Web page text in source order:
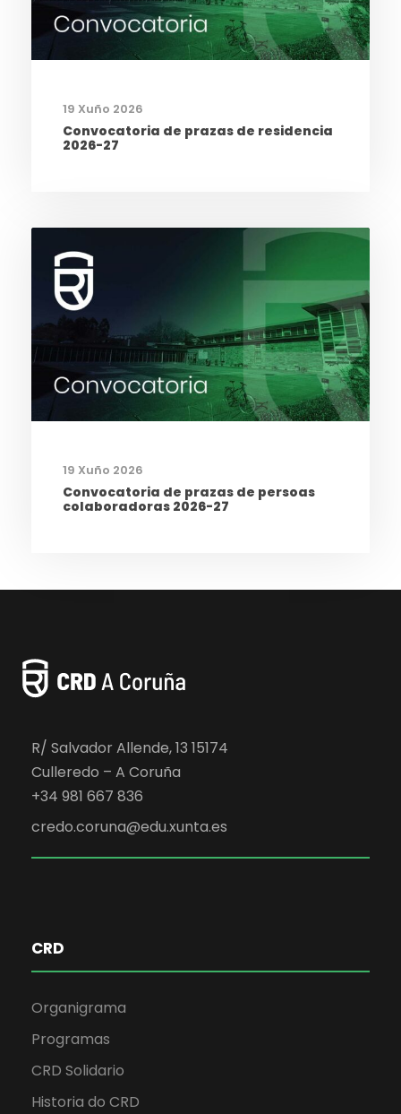
19 Xuño 2026
Convocatoria de prazas de residencia
2026-27
19 Xuño 2026
Convocatoria de prazas de persoas
colaboradoras 2026-27
R/ Salvador Allende, 13 15174
Culleredo – A Coruña
+34 981 667 836
credo.coruna@edu.xunta.es
CRD
Organigrama
Programas
CRD Solidario
Historia do CRD